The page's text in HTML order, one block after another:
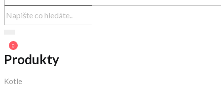
0
Produkty
Kotle